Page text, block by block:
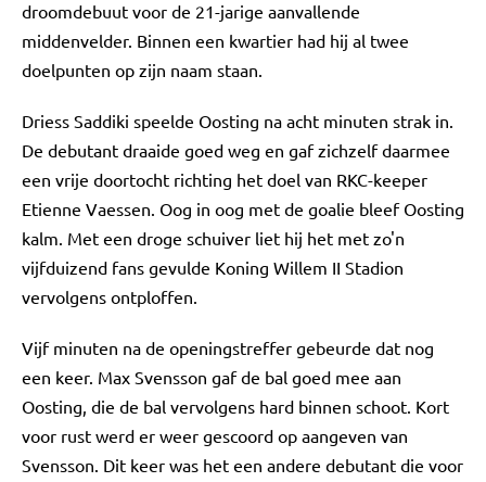
droomdebuut voor de 21-jarige aanvallende
middenvelder. Binnen een kwartier had hij al twee
doelpunten op zijn naam staan.
Driess Saddiki speelde Oosting na acht minuten strak in.
De debutant draaide goed weg en gaf zichzelf daarmee
een vrije doortocht richting het doel van RKC-keeper
Etienne Vaessen. Oog in oog met de goalie bleef Oosting
kalm. Met een droge schuiver liet hij het met zo'n
vijfduizend fans gevulde Koning Willem II Stadion
vervolgens ontploffen.
Vijf minuten na de openingstreffer gebeurde dat nog
een keer. Max Svensson gaf de bal goed mee aan
Oosting, die de bal vervolgens hard binnen schoot. Kort
voor rust werd er weer gescoord op aangeven van
Svensson. Dit keer was het een andere debutant die voor